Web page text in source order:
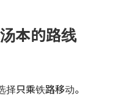
本的路线
只乘铁路移动。